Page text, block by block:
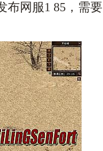
布网服1 85，需